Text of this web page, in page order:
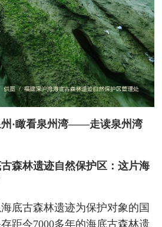
州·瞰看泉州湾——走读泉州湾
森林遗迹自然保护区：这片海
底古森林遗迹为保护对象的国
距今7000多年的海底古森林遗